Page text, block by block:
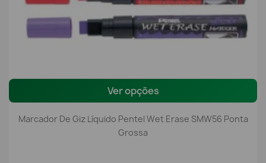
Ver opções
Marcador De Giz Líquido Pentel Wet Erase SMW56 Ponta
Grossa